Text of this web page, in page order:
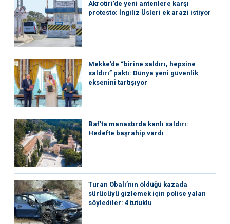
⁠Akrotiri’de yeni antenlere karşı
protesto: İngiliz Üsleri ek arazi istiyor
Mekke’de “birine saldırı, hepsine
saldırı” paktı: Dünya yeni güvenlik
eksenini tartışıyor
Baf’ta manastırda kanlı saldırı:
Hedefte başrahip vardı
Turan Obalı’nın öldüğü kazada
sürücüyü gizlemek için polise yalan
söylediler: 4 tutuklu